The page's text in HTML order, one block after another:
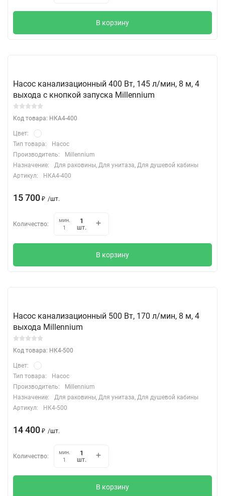
В корзину
Насос канализационный 400 Вт, 145 л/мин, 8 м, 4
выхода с кнопкой запуска Millennium
Код товара: НКА4-400
Цвет:
Тип товара:
Насос
Производитель:
Millennium
Назначение:
Для раковины, Для унитаза, Для душевой кабины
Артикул:
НКА4-400
15 700 ₽ /шт.
Количество:
мин.
1
шт.
В корзину
Насос канализационный 500 Вт, 170 л/мин, 8 м, 4
выхода Millennium
Код товара: НК4-500
Цвет:
Тип товара:
Насос
Производитель:
Millennium
Назначение:
Для раковины, Для унитаза, Для душевой кабины
Артикул:
НК4-500
14 400 ₽ /шт.
Количество:
мин.
1
шт.
В корзину